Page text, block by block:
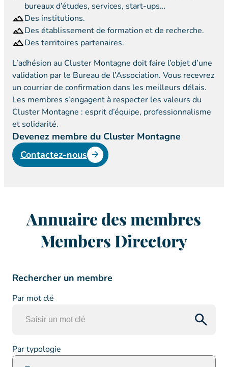
bureaux d’études, services, start-ups…
Des institutions.
Des établissement de formation et de recherche.
Des territoires partenaires.
L’adhésion au Cluster Montagne doit faire l’objet d’une
validation par le Bureau de l’Association. Vous recevrez
un courrier de confirmation dans les meilleurs délais.
Les membres s’engagent à respecter les valeurs du
Cluster Montagne : esprit d’équipe, professionnalisme
et solidarité.
Devenez membre du Cluster Montagne
Contactez-nous
Annuaire des membres
Members Directory
Rechercher un membre
Par mot clé
Par typologie